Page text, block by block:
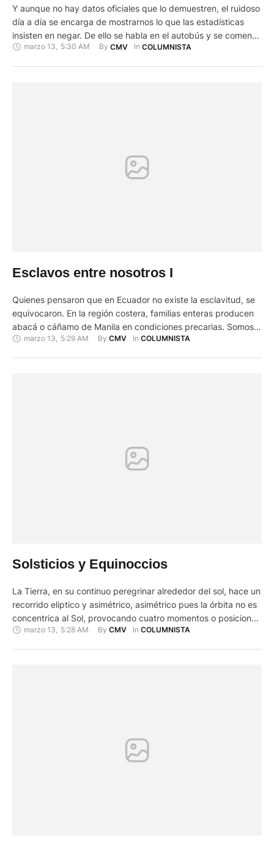
Y aunque no hay datos oficiales que lo demuestren, el ruidoso
día a día se encarga de mostrarnos lo que las estadísticas
insisten en negar. De ello se habla en el autobús y se comenta
en la mesa a la hora del desayuno, mientras se escucha el
marzo 13, 5:30 AM By CMV In COLUMNISTA
Esclavos entre nosotros I
Quienes pensaron que en Ecuador no existe la esclavitud, se
equivocaron. En la región costera, familias enteras producen
abacá o cáñamo de Manila en condiciones precarias. Somos
el segundo productor a nivel mundial después de Filipinas. De
marzo 13 5:29 AM By CMV In COLUMNISTA
Solsticios y Equinoccios
La Tierra, en su continuo peregrinar alrededor del sol, hace un
recorrido eliptico y asimétrico, asimétrico pues la órbita no es
concentrica al Sol, provocando cuatro momentos o posiciones
especiales a las cuales llamamos solsticios y equinoccios
marzo 13 5:28 AM By CMV In COLUMNISTA